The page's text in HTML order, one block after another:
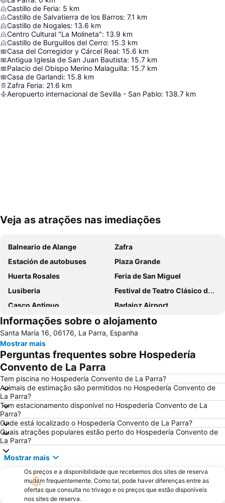
Castillo de Feria: 5 km
Castillo de Salvatierra de los Barros: 7.1 km
Castillo de Nogales: 13.6 km
Centro Cultural "La Molineta": 13.9 km
Castillo de Burguillos del Cerro: 15.3 km
Casa del Corregidor y Cárcel Real: 15.6 km
Antigua Iglesia de San Juan Bautista: 15.7 km
Palacio del Obispo Merino Malaguilla: 15.7 km
Casa de Garlandi: 15.8 km
Zafra Feria: 21.6 km
Aeropuerto internacional de Sevilla - San Pablo: 138.7 km
Ampliar mapa
Veja as atrações nas imediações
Balneario de Alange
Zafra
Estación de autobuses
Plaza Grande
Huerta Rosales
Feria de San Miguel
Lusiberia
Festival de Teatro Clásico de Mérida
Casco Antiguo
Badajoz Airport
Las Vaguadas
Cerro de Reyes
Plaza de Toros El Toreo
San Roque
Museo de la Ciudad - Luis de Morales
Antonio Hernández Gil
Pardaleras
Informações sobre o alojamento
Santa María 16, 06176, La Parra, Espanha
Mostrar mais
Perguntas frequentes sobre Hospedería
Convento de La Parra
Tem piscina no Hospedería Convento de La Parra?
Animais de estimação são permitidos no Hospedería Convento de
La Parra?
Tem estacionamento disponível no Hospedería Convento de La
Parra?
Onde está localizado o Hospedería Convento de La Parra?
Quais atrações populares estão perto do Hospedería Convento de
La Parra?
Mostrar mais
Os preços e a disponibilidade que recebemos dos sites de reserva
mudam frequentemente. Como tal, pode haver diferenças entre as
ofertas que consulta no trivago e os preços que estão disponíveis
nos sites de reserva.